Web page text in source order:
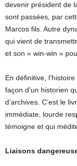
devenir président de
sont passées, par
Marcos fils. Autre
qui vient de
et son « win-win »
En définitive,
façon d’un historien
d’archives. C’est le
immédiate, lourde
témoigne et qui
Liaisons